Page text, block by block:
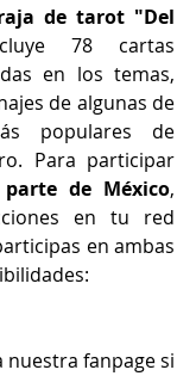
de tarot "Del
78 cartas
en los temas,
de algunas de
populares de
de México,
en tu red
en ambas
nuestra fanpage si